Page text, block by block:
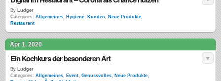
By Ludger
Categories: Allgemeines, Hygiene, Kunden, Neue Produkte,
Restaurant
Apr 1, 2020
Ein Kochkurs der besonderen Art
By Ludger
Categories: Allgemeines, Event, Genussvolles, Neue Produkte,